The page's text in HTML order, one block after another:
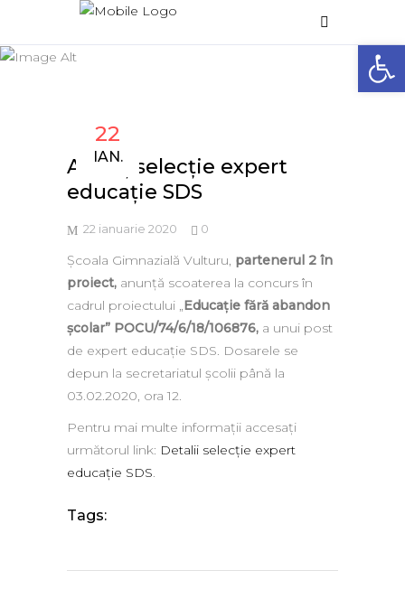
Anunț selecție expert
educație SDS
22
IAN.
Anunț selecție expert
educație SDS
22 ianuarie 2020 0
Școala Gimnazială Vulturu, partenerul 2 în
proiect, anunță scoaterea la concurs în
cadrul proiectului „Educație fără abandon
școlar” POCU/74/6/18/106876, a unui post
de expert educație SDS. Dosarele se
depun la secretariatul școlii până la
03.02.2020, ora 12.
Pentru mai multe informații accesați
următorul link: Detalii selecție expert
educație SDS.
Tags: